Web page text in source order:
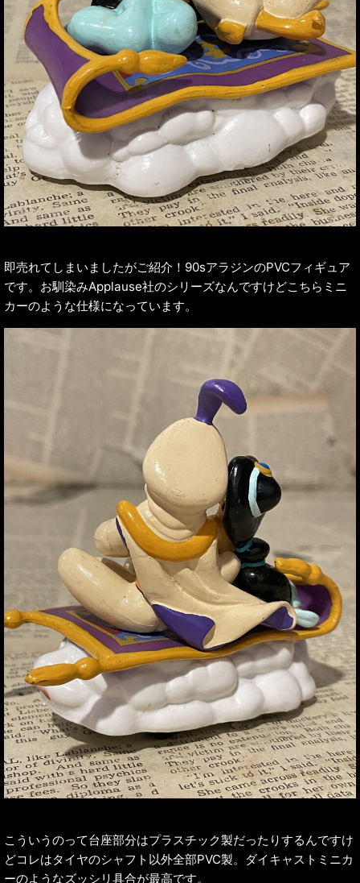
即売れてしまいましたがご紹介！90sアラジンのPVCフィギュア
です。お馴染みApplause社のシリーズなんですけどこちらミニ
カーのような仕様になっています。
こういうのって台座部分はプラスチック製だったりするんですけ
どコレはタイヤのシャフト以外全部PVC製。ダイキャストミニカ
ーのようなズッシリ具合が最高です。